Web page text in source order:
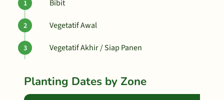
Bibit
Vegetatif Awal
Vegetatif Akhir / Siap Panen
Planting Dates by Zone